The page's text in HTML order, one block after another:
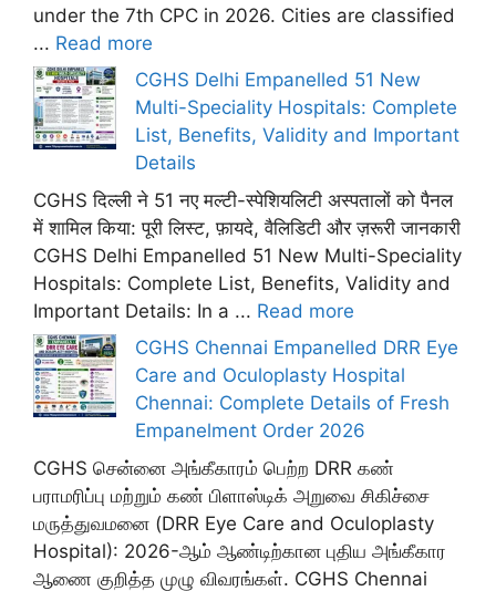
under the 7th CPC in 2026. Cities are classified
... Read more
CGHS Delhi Empanelled 51 New
Multi-Speciality Hospitals: Complete
List, Benefits, Validity and Important
Details
CGHS दिल्ली ने 51 नए मल्टी-स्पेशियलिटी अस्पतालों को पैनल
में शामिल किया: पूरी लिस्ट, फ़ायदे, वैलिडिटी और ज़रूरी जानकारी
CGHS Delhi Empanelled 51 New Multi-Speciality
Hospitals: Complete List, Benefits, Validity and
Important Details: In a ... Read more
CGHS Chennai Empanelled DRR Eye
Care and Oculoplasty Hospital
Chennai: Complete Details of Fresh
Empanelment Order 2026
CGHS சென்னை அங்கீகாரம் பெற்ற DRR கண்
பராமரிப்பு மற்றும் கண் பிளாஸ்டிக் அறுவை சிகிச்சை
மருத்துவமனை (DRR Eye Care and Oculoplasty
Hospital): 2026-ஆம் ஆண்டிற்கான புதிய அங்கீகார
ஆணை குறித்த முழு விவரங்கள். CGHS Chennai